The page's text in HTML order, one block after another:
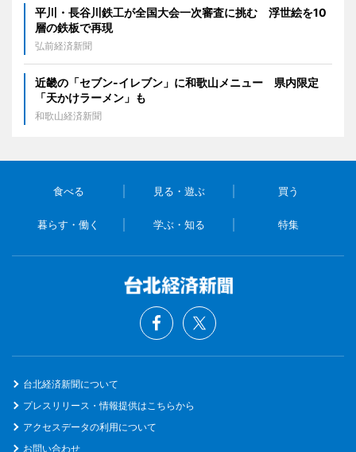
平川・長谷川鉄工が全国大会一次審査に挑む 浮世絵を10
層の鉄板で再現
弘前経済新聞
近畿の「セブン-イレブン」に和歌山メニュー 県内限定
「天かけラーメン」も
和歌山経済新聞
食べる 見る・遊ぶ 買う
暮らす・働く 学ぶ・知る 特集
台北経済新聞について
プレスリリース・情報提供はこちらから
アクセスデータの利用について
お問い合わせ